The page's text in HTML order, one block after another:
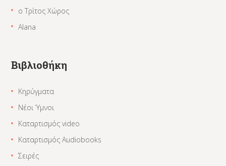
ο Τρίτος Χώρος
Alana
Βιβλιοθήκη
Κηρύγματα
Νέοι Ύμνοι
Καταρτισμός video
Καταρτισμός Audiobooks
Σειρές